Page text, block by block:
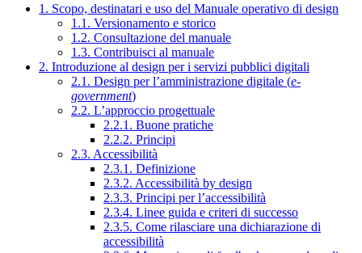
1. Scopo, destinatari e uso del Manuale operativo di design
1.1. Versionamento e storico
1.2. Consultazione del manuale
1.3. Contribuisci al manuale
2. Introduzione al design per i servizi pubblici digitali
2.1. Design per l’amministrazione digitale (e-
government)
2.2. L’approccio progettuale
2.2.1. Buone pratiche
2.2.2. Principi
2.3. Accessibilità
2.3.1. Definizione
2.3.2. Accessibilità by design
2.3.3. Principi per l’accessibilità
2.3.4. Linee guida e criteri di successo
2.3.5. Come rilasciare una dichiarazione di
accessibilità